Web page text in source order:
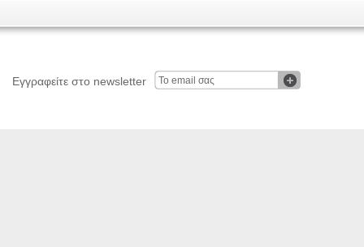
Εγγραφείτε στο newsletter